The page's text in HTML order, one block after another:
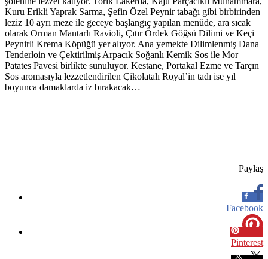
Kuru Erikli Yaprak Sarma, Şefin Özel Peynir tabağı gibi birbirinden
leziz 10 ayrı meze ile geceye başlangıç yapılan menüde, ara sıcak
olarak Orman Mantarlı Ravioli, Çıtır Ördek Göğsü Dilimi ve Keçi
Peynirli Krema Köpüğü yer alıyor. Ana yemekte Dilimlenmiş Dana
Tenderloin ve Çektirilmiş Arpacık Soğanlı Kemik Sos ile Mor
Patates Pavesi birlikte sunuluyor. Kestane, Portakal Ezme ve Tarçın
Sos aromasıyla lezzetlendirilen Çikolatalı Royal’in tadı ise yıl
boyunca damaklarda iz bırakacak…
Paylaş
Facebook
Pinterest